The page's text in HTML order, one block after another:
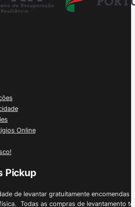
Online
Pickup
de levantar gratuitamente
Todas as compras de levantamento